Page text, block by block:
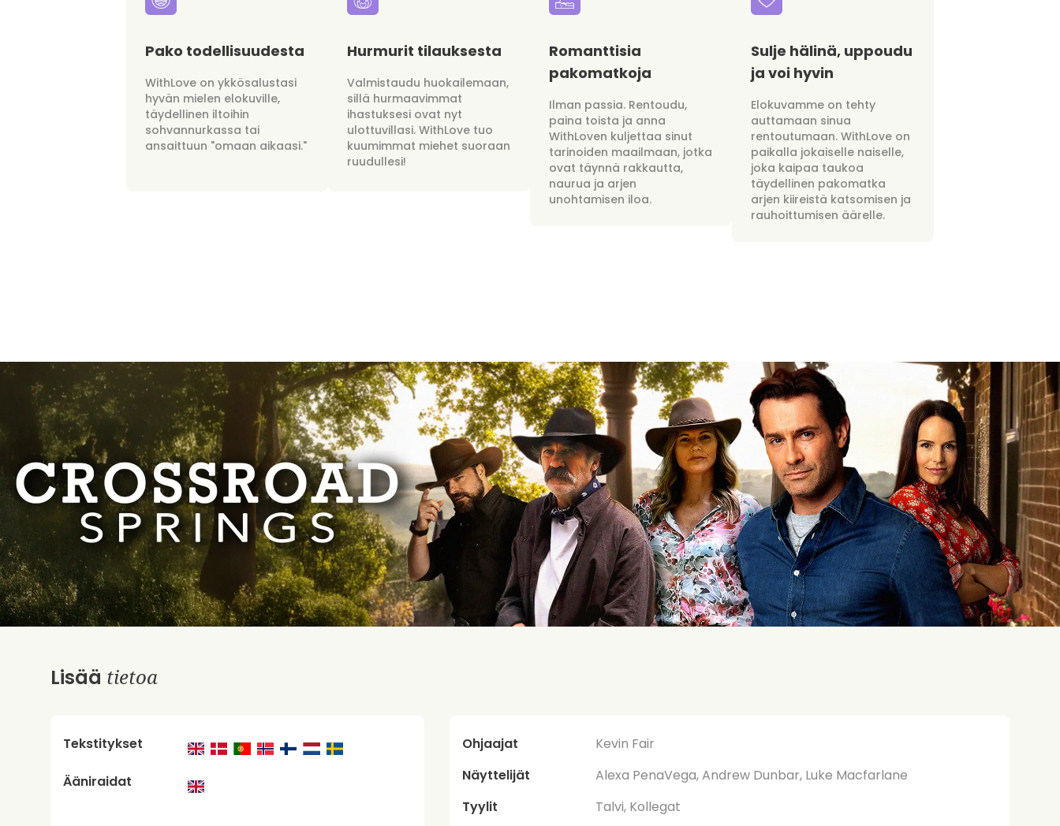
Pako todellisuudesta
WithLove on ykkösalustasi
hyvän mielen elokuville,
täydellinen iltoihin
sohvannurkassa tai
ansaittuun "omaan aikaasi."
Hurmurit tilauksesta
Valmistaudu huokailemaan,
sillä hurmaavimmat
ihastuksesi ovat nyt
ulottuvillasi. WithLove tuo
kuumimmat miehet suoraan
ruudullesi!
Romanttisia
pakomatkoja
Ilman passia. Rentoudu,
paina toista ja anna
WithLoven kuljettaa sinut
tarinoiden maailmaan, jotka
ovat täynnä rakkautta,
naurua ja arjen
unohtamisen iloa.
Sulje hälinä, uppoudu
ja voi hyvin
Elokuvamme on tehty
auttamaan sinua
rentoutumaan. WithLove on
paikalla jokaiselle naiselle,
joka kaipaa taukoa
täydellinen pakomatka
arjen kiireistä katsomisen ja
rauhoittumisen äärelle.
Lisää tietoa
Tekstitykset
Ääniraidat
Ohjaajat
Kevin Fair
Näyttelijät
Alexa PenaVega, Andrew Dunbar, Luke Macfarlane
Tyylit
Talvi, Kollegat